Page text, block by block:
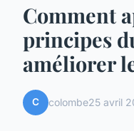
Comment
principes
améliorer
C colombe25 avril